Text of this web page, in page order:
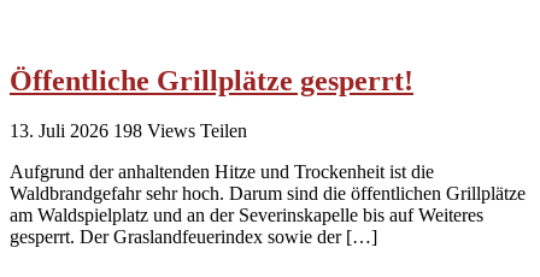
Öffentliche Grillplätze gesperrt!
13. Juli 2026 198 Views Teilen
Aufgrund der anhaltenden Hitze und Trockenheit ist die
Waldbrandgefahr sehr hoch. Darum sind die öffentlichen Grillplätze
am Waldspielplatz und an der Severinskapelle bis auf Weiteres
gesperrt. Der Graslandfeuerindex sowie der […]